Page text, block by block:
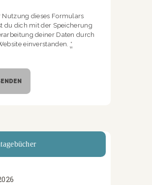
Nutzung dieses Formulars
du dich mit der Speicherung
deiner Daten durch
einverstanden. *